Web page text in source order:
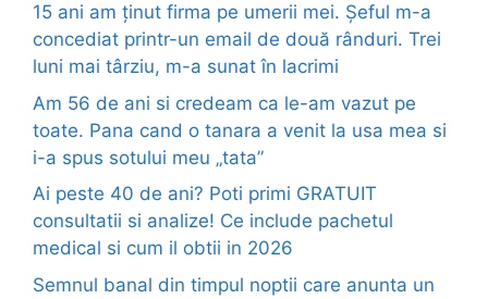
15 ani am ținut firma pe umerii mei. Șeful m-a
concediat printr-un email de două rânduri. Trei
luni mai târziu, m-a sunat în lacrimi
Am 56 de ani si credeam ca le-am vazut pe
toate. Pana cand o tanara a venit la usa mea si
i-a spus sotului meu „tata”
Ai peste 40 de ani? Poti primi GRATUIT
consultatii si analize! Ce include pachetul
medical si cum il obtii in 2026
Semnul banal din timpul noptii care anunta un